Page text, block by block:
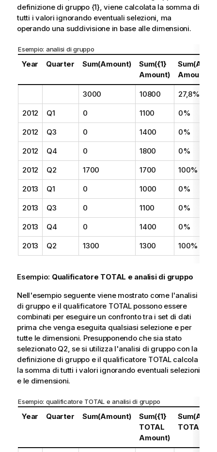
n
t
o
definizione di gruppo {1}, viene calcolata la somma di
tutti i valori ignorando eventuali selezioni, ma
operando una suddivisione in base alle dimensioni.
Esempio: analisi di gruppo
Year Quarter Sum(Amount)
Sum({1}
Amount)
Amount)
3000 10800 27,8%
2012 Q1 0 1100 0%
2012 Q3 0 1400 0%
2012 Q4 0 1800 0%
2012 Q2 1700 1700 100%
2013 Q1 0 1000 0%
2013 Q3 0 1100 0%
2013 Q4 0 1400 0%
2013 Q2 1300 1300 100%
Esempio: Qualificatore TOTAL e analisi di gruppo
Nell'esempio seguente viene mostrato come l'analisi
di gruppo e il qualificatore TOTALpossono essere
combinati per eseguire un confronto tra i set di dati
prima che venga eseguita qualsiasi selezione e per
tutte le dimensioni. Presupponendo che sia stato
selezionato Q2, se si utilizza l'analisi di gruppo con la
definizione di gruppo e il qualificatore TOTALcalcola
la somma di tutti i valori ignorando eventuali selezioni
e le dimensioni.
Esempio: qualificatore TOTAL e analisi di gruppo
Year Quarter Sum(Amount)
Sum({1}
TOTAL
Amount)
TOTAL